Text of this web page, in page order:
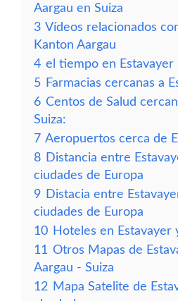
Aargau en Suiza
3 Vídeos relacionados
Kanton Aargau
4 el tiempo en Estavayer
5 Farmacias cercanas a
6 Centos de Salud
Suiza:
7 Aeropuertos cerca de
8 Distancia entre
ciudades de Europa
9 Distacia entre
ciudades de Europa
10 Hoteles en Estavayer
11 Otros Mapas de
Aargau - Suiza
12 Mapa Satelite de